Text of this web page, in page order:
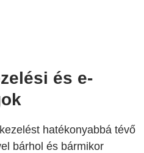
és e-
hatékonyabbá tévő
bárhol és bármikor